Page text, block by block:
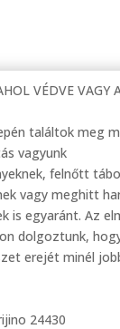
VÉDVE VAGY
találtok meg
vagyunk
felnőtt
vagy meghitt
is egyaránt. Az
dolgoztunk,
erejét minél
24430